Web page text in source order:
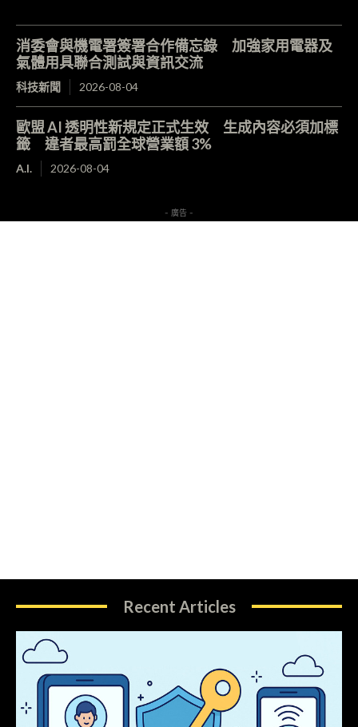
消委會與機電署簽署合作備忘錄 加強家用電器及
氣體用具聯合測試與資訊交流
科技新聞 2026-08-04
歐盟 AI 透明性新規定正式生效 生成內容必須加標
籤 違者最高罰全球營業額 3%
A.I. 2026-08-04
- 廣告 -
Recent Articles